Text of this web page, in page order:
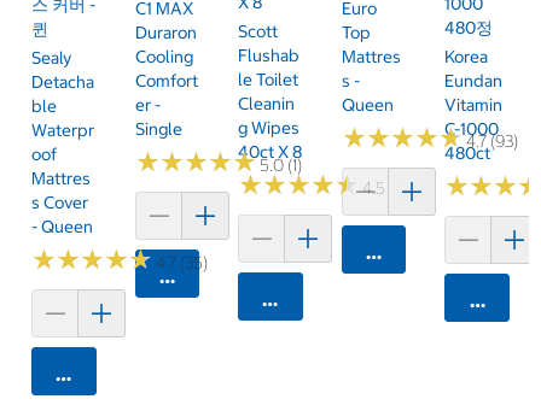
스 커버 -
퀸
Sealy
Detacha
Ble
Waterpr
Oof
Mattres
S Cover
- Queen
★★★★★
★★★★★4.7 (35)
카트에 담기
C1 MAX
Duraron
Cooling
Comfort
Er -
Single
★★★★★
★★★★★5.0 (1)
카트에 담기
Scott
Flushab
Le Toilet
Cleanin
G Wipes
40ct X 8
★★★★★
★★★★★4.5 (15)
카트에 담기
Euro
Top
Mattres
S -
Queen
★★★★★
★★★★★4.7 (93)
카트에 담기
480정
Korea
Eundan
Vitamin
C-1000
480ct
★★★
★★★
카트에